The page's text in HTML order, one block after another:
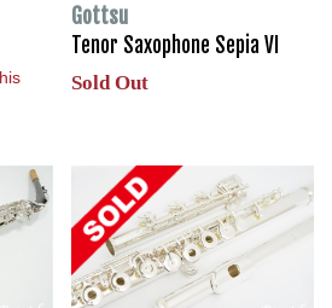
Gottsu
Tenor Saxophone Sepia VI
Sold Out